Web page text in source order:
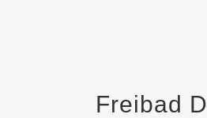
Freibad